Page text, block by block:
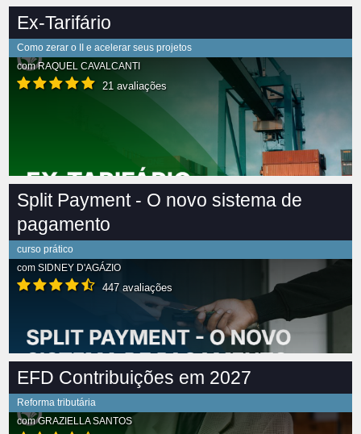
Ex-Tarifário
Como zerar o II e acelerar seus projetos
comRAQUEL CAVALCANTI
21 avaliações
Split Payment - O novo sistema de
pagamento
curso prático
com SIDNEY D'AGÁZIO
447 avaliações
EFD Contribuições em 2027
Reforma tributária
comGRAZIELLA SANTOS